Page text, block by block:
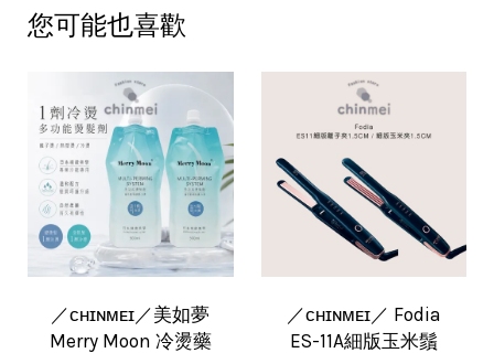
您可能也喜歡
／ᴄʜɪɴᴍᴇɪ／美如夢
Merry Moon 冷燙藥
／ᴄʜɪɴᴍᴇɪ／ Fodia
ES-11A細版玉米鬚